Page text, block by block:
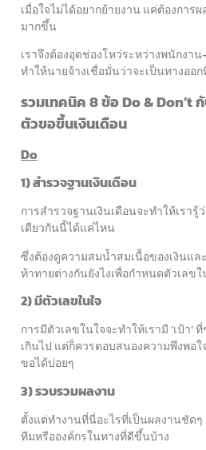
เมื่อใจไม่ได้อยากย้ายงาน แค่ต้องกา
มากขึ้น
เราจึงต้องอุดช่องโหว่ระหว่างพนักงา
ทำให้นายจ้างเชื่อมั่นว่าจะเป็นทางออก
รวมเทคนิค 8 ข้อ Do & Don’t
ตัวขอขึ้นเงินเดือน
Do
1) สำรวจฐานเงินเดือน
การสำรวจฐานเงินเดือนจะทำให้เรา
เดียวกันนี้ได้แค่ไหน
ซึ่งต้องดูความสมน้ำสมเนื้อของเงินแล
ท้าทายต่างกันยังไงเพื่อกำหนดตัวเลขใ
2) มีตัวเลขในใจ
การมีตัวเลขในใจจะทำให้เรามี ‘เป้า’
เกินไป แต่ก็ควรตอบสนองความพึงพอ
ขอได้บ่อยๆ
3) รวบรวมผลงาน
ตั้งแต่ทำงานที่นี่อะไรที่เป็นผลงานชัด
ทีมหรือองค์กรในทางที่ดีขึ้นบ้าง